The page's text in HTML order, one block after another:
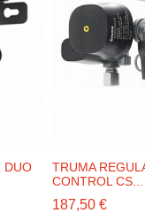
DUO
TRUMA
CONTROL CS...
187,50 €